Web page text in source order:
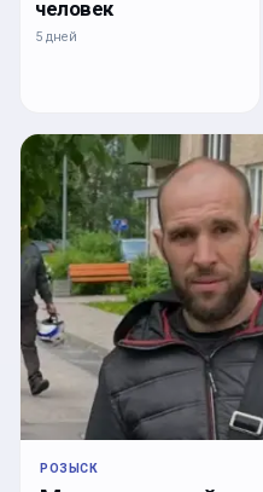
человек
5 дней
РОЗЫСК